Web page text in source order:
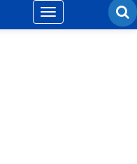
Toggle
navigation